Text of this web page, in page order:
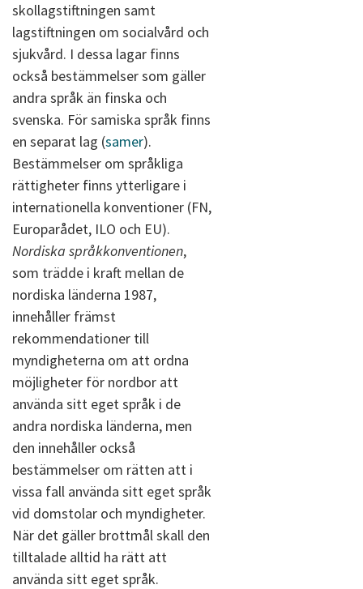
skollagstiftningen samt
lagstiftningen om socialvård och
sjukvård. I dessa lagar finns
också bestämmelser som gäller
andra språk än finska och
svenska. För samiska språk finns
en separat lag (samer).
Bestämmelser om språkliga
rättigheter finns ytterligare i
internationella konventioner (FN,
Europarådet, ILO och EU).
Nordiska språkkonventionen,
som trädde i kraft mellan de
nordiska länderna 1987,
innehåller främst
rekommendationer till
myndigheterna om att ordna
möjligheter för nordbor att
använda sitt eget språk i de
andra nordiska länderna, men
den innehåller också
bestämmelser om rätten att i
vissa fall använda sitt eget språk
vid domstolar och myndigheter.
När det gäller brottmål skall den
tilltalade alltid ha rätt att
använda sitt eget språk.